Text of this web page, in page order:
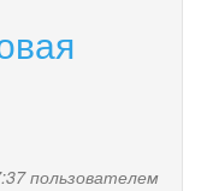
пользователем